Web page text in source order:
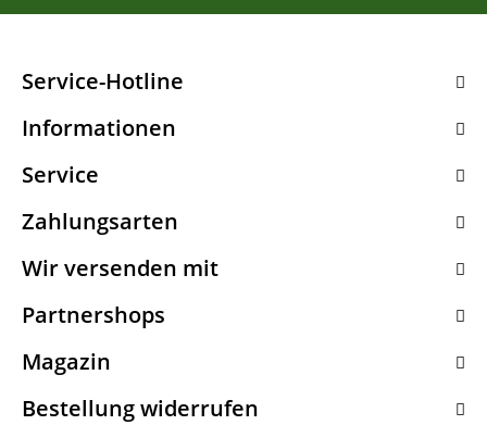
Service-Hotline
Informationen
Service
Zahlungsarten
Wir versenden mit
Partnershops
Magazin
Bestellung widerrufen